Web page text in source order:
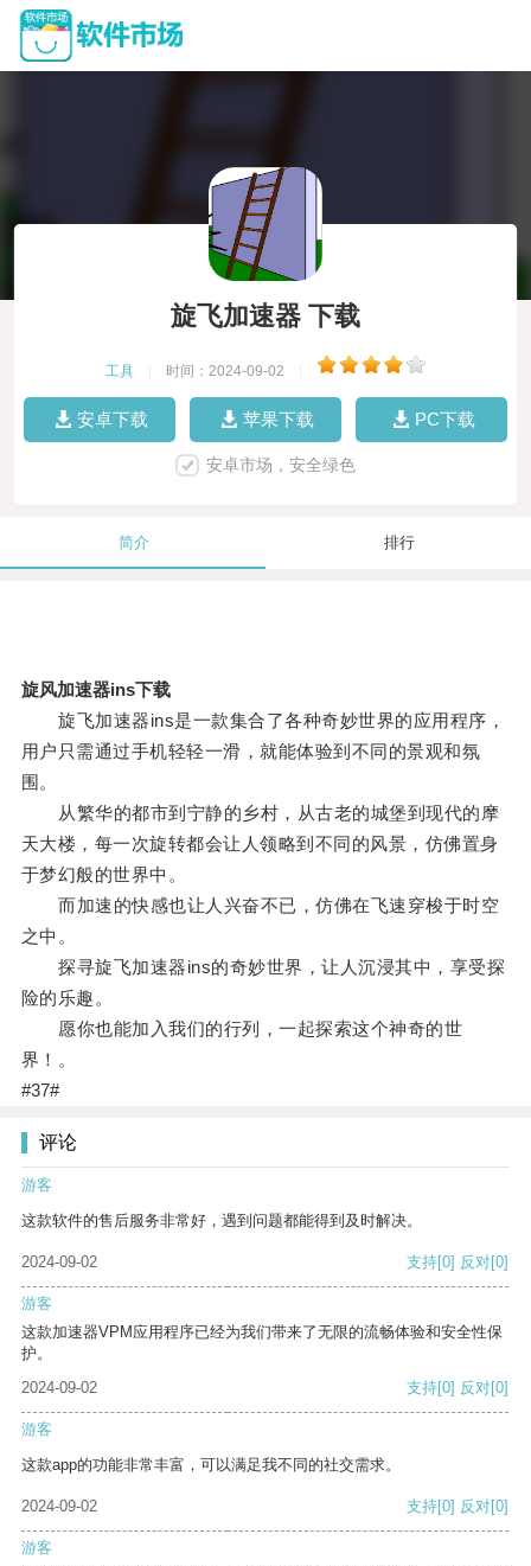
旋飞加速器 下载
工具 时间：2024-09-02
安卓下载 苹果下载 PC下载
安卓市场，安全绿色
简介 排行
旋风加速器ins下载
旋飞加速器ins是一款集合了各种奇妙世界的应用程序，
用户只需通过手机轻轻一滑，就能体验到不同的景观和氛
围。
从繁华的都市到宁静的乡村，从古老的城堡到现代的摩
天大楼，每一次旋转都会让人领略到不同的风景，仿佛置身
于梦幻般的世界中。
而加速的快感也让人兴奋不已，仿佛在飞速穿梭于时空
之中。
探寻旋飞加速器ins的奇妙世界，让人沉浸其中，享受探
险的乐趣。
愿你也能加入我们的行列，一起探索这个神奇的世
界！。
#37#
评论
游客
这款软件的售后服务非常好，遇到问题都能得到及时解决。
2024-09-02 支持[0] 反对[0]
游客
这款加速器VPM应用程序已经为我们带来了无限的流畅体验和安全性保
护。
2024-09-02
支持[0] 反对[0]
游客
这款app的功能非常丰富，可以满足我不同的社交需求。
2024-09-02 支持[0] 反对[0]
游客